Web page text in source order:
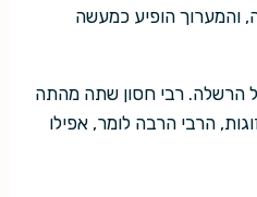
והמערוך הופיע כמעשה
הרשלה. רבי חסון שתה מהתה
הרבי הרבה לומר, אפילו